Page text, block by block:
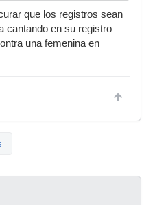
que los registros sean
cantando en su registro
una femenina en